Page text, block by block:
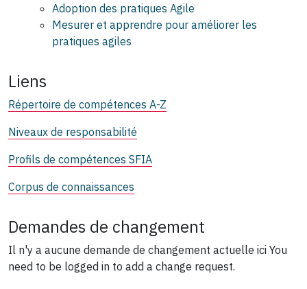
Adoption des pratiques Agile
Mesurer et apprendre pour améliorer les
pratiques agiles
Liens
Répertoire de compétences A-Z
Niveaux de responsabilité
Profils de compétences SFIA
Corpus de connaissances
Demandes de changement
Il n'y a aucune demande de changement actuelle ici You
need to be logged in to add a change request.